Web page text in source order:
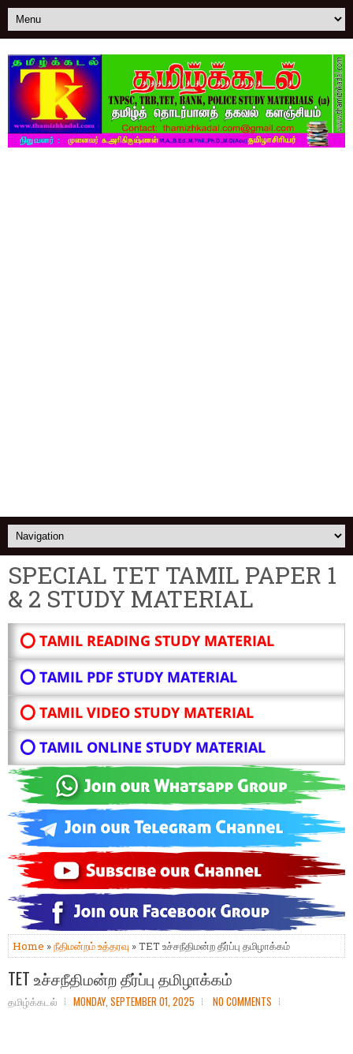
SPECIAL TET TAMIL PAPER 1
& 2 STUDY MATERIAL
⭕ TAMIL READING STUDY MATERIAL
⭕ TAMIL PDF STUDY MATERIAL
⭕ TAMIL VIDEO STUDY MATERIAL
⭕ TAMIL ONLINE STUDY MATERIAL
Home »நீதிமன்றம் உத்தரவு » TET உச்சநீதிமன்ற தீர்ப்பு தமிழாக்கம்
TET உச்சநீதிமன்ற தீர்ப்பு தமிழாக்கம்
தமிழ்க்கடல் MONDAY, SEPTEMBER 01, 2025 NO COMMENTS